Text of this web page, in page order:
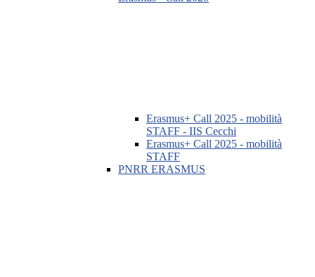
Erasmus+ Call 2025 - mobilità
STAFF - IIS Cecchi
Erasmus+ Call 2025 - mobilità
STAFF
PNRR ERASMUS